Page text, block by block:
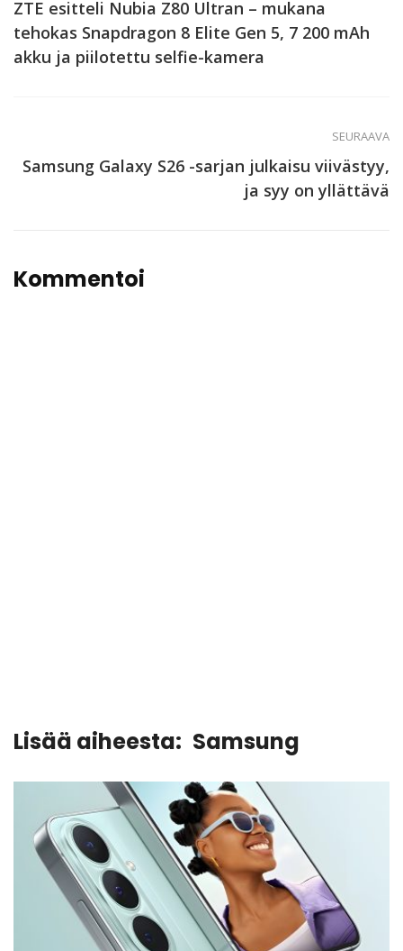
ZTE esitteli Nubia Z80 Ultran – mukana
tehokas Snapdragon 8 Elite Gen 5, 7 200 mAh
akku ja piilotettu selfie-kamera
SEURAAVA
Samsung Galaxy S26 -sarjan julkaisu viivästyy,
ja syy on yllättävä
Kommentoi
Lisää aiheesta: Samsung